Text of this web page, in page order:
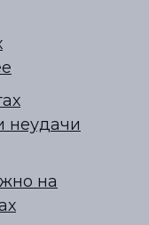
неудачи
на